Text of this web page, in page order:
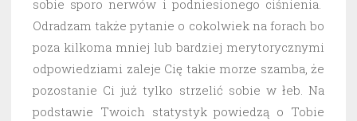
sobie sporo nerwów i podniesionego ciśnienia.
Odradzam także pytanie o cokolwiek na forach bo
poza kilkoma mniej lub bardziej merytorycznymi
odpowiedziami zaleje Cię takie morze szamba, że
pozostanie Ci już tylko strzelić sobie w łeb. Na
podstawie Twoich statystyk powiedzą o Tobie